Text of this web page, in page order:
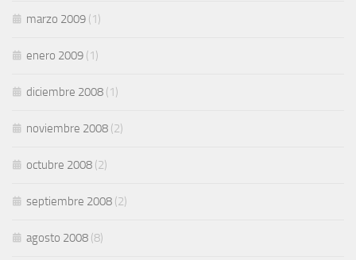
marzo 2009 (1)
enero 2009 (1)
diciembre 2008 (1)
noviembre 2008 (2)
octubre 2008 (2)
septiembre 2008 (2)
agosto 2008 (8)